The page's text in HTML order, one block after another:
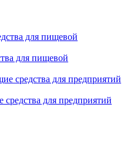
для пищевой
для предприятий